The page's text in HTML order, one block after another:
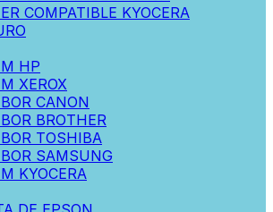
COMPATIBLE KYOCERA
HP
XEROX
CANON
BROTHER
TOSHIBA
SAMSUNG
KYOCERA